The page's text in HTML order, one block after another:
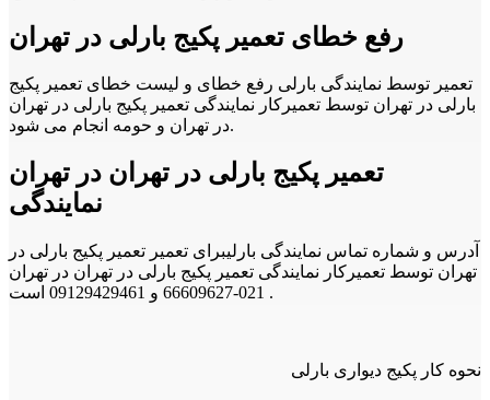
رفع خطای تعمیر پکیج بارلی در تهران
تعمیر توسط نمایندگی بارلی رفع خطای و لیست خطای تعمیر پکیج
بارلی در تهران توسط تعمیرکار نمایندگی تعمیر پکیج بارلی در تهران
در تهران و حومه انجام می شود.
تعمیر پکیج بارلی در تهران در تهران
نمایندگی
آدرس و شماره تماس نمایندگی بارلیبرای تعمیر تعمیر پکیج بارلی در
تهران توسط تعمیرکار نمایندگی تعمیر پکیج بارلی در تهران در تهران
021-66609627 و 09129429461 است .
نحوه کار پکیج دیواری بارلی